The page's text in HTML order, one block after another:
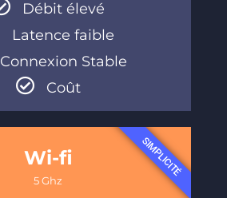
Débit élevé
Latence faible
Connexion Stable
Coût
Wi-fi
5 Ghz
SIMPLICITÉ